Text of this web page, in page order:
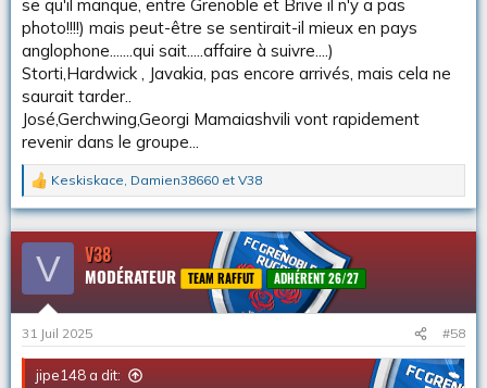
se qu'il manque, entre Grenoble et Brive il n'y a pas
photo!!!!) mais peut-être se sentirait-il mieux en pays
anglophone.......qui sait.....affaire à suivre....)
Storti,Hardwick , Javakia, pas encore arrivés, mais cela ne
saurait tarder..
José,Gerchwing,Georgi Mamaiashvili vont rapidement
revenir dans le groupe...
L
e
s
r
é
c
o
n
s
Keskiskace Damien38660 et V38
V V38
MODÉRATEUR TEAM RAFFUT ADHÉRENT 26/27
31 Juil 2025 #58
jipe148 a dit: